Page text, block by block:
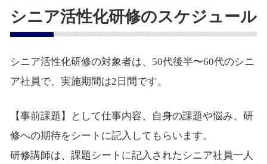
シニア活性化研修のスケジュール
シニア活性化研修の対象者は、50代後半〜60代のシニ
ア社員で、実施期間は2日間です。
【事前課題】として仕事内容、自身の課題や悩み、研
修への期待をシートに記入してもらいます。
研修講師は、課題シートに記入されたシニア社員一人